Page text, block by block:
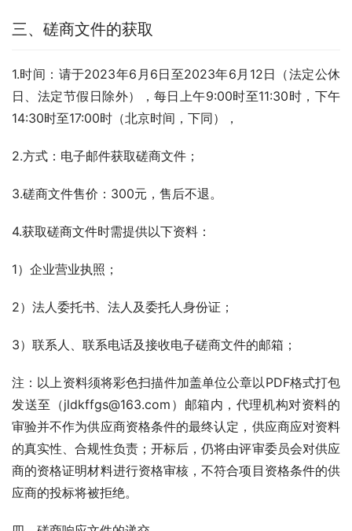
三、磋商文件的获取
1.时间：请于2023年6月6日至2023年6月12日（法定公休
日、法定节假日除外），每日上午9:00时至11:30时，下午
14:30时至17:00时（北京时间，下同），
2.方式：电子邮件获取磋商文件；
3.磋商文件售价：300元，售后不退。
4.获取磋商文件时需提供以下资料：
1）企业营业执照；
2）法人委托书、法人及委托人身份证；
3）联系人、联系电话及接收电子磋商文件的邮箱；
注：以上资料须将彩色扫描件加盖单位公章以PDF格式打包
发送至（jldkffgs@163.com）邮箱内，代理机构对资料的
审验并不作为供应商资格条件的最终认定，供应商应对资料
的真实性、合规性负责；开标后，仍将由评审委员会对供应
商的资格证明材料进行资格审核，不符合项目资格条件的供
应商的投标将被拒绝。